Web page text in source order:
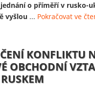
o příměří v rusko-
vyšlou ... Pokračovat ve
KONFLIKTU
OBCHODNÍ